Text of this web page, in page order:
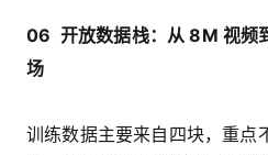
06 开放数据栈：从 8M 视频
场
训练数据主要来自四块，重点